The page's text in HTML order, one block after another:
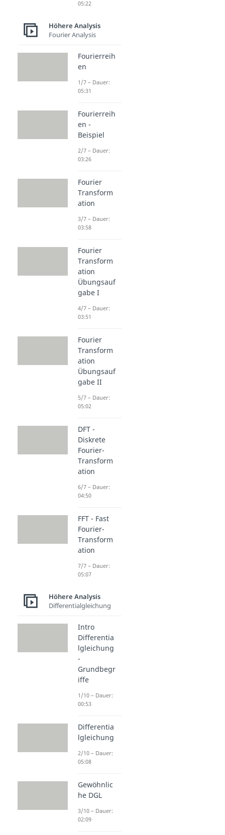
05:22
Höhere Analysis
Fourier Analysis
Fourierreih
en
1/7 – Dauer:
05:31
Fourierreih
en -
Beispiel
2/7 – Dauer:
03:26
Fourier
Transform
ation
3/7 – Dauer:
03:58
Fourier
Transform
ation
Übungsauf
gabe I
4/7 – Dauer:
03:51
Fourier
Transform
ation
Übungsauf
gabe II
5/7 – Dauer:
05:02
DFT -
Diskrete
Fourier-
Transform
ation
6/7 – Dauer:
04:50
FFT - Fast
Fourier-
Transform
ation
7/7 – Dauer:
05:07
Höhere Analysis
Differentialgleichung
Intro
Differentia
lgleichung
-
Grundbegr
iffe
1/10 – Dauer:
00:53
Differentia
lgleichung
2/10 – Dauer:
05:08
Gewöhnlic
he DGL
3/10 – Dauer:
02:09